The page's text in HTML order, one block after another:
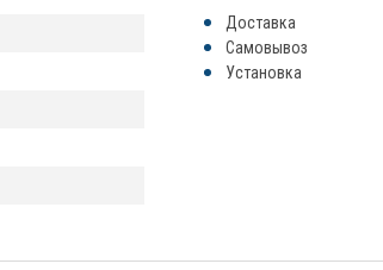
Доставка
Самовывоз
Установка